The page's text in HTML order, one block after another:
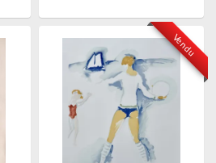
Vendu